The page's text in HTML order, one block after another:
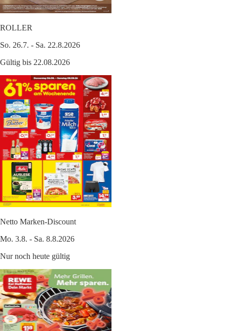
ROLLER
So. 26.7. - Sa. 22.8.2026
Gültig bis 22.08.2026
Netto Marken-Discount
Mo. 3.8. - Sa. 8.8.2026
Nur noch heute gültig